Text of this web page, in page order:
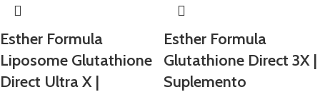
Esther Formula
Liposome Glutathione
Direct Ultra X |
Esther Formula
Glutathione Direct 3X |
Suplemento